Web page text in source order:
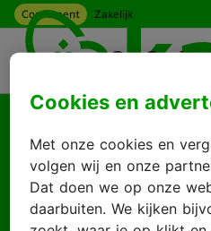
Ga naar hoofdinhoud
Consument Zakelijk
Goed je weer te zien
Log in
ID
Cookies en
Met onze cookies en
volgen wij en onze
Dat doen we op onze
daarbuiten. We kijken